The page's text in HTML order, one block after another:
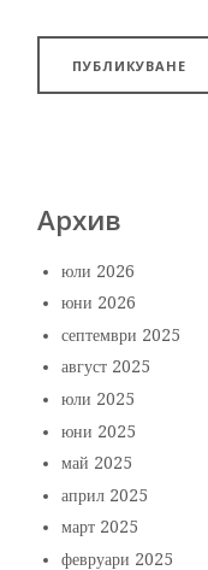
Архив
юли 2026
юни 2026
септември 2025
август 2025
юли 2025
юни 2025
май 2025
април 2025
март 2025
февруари 2025